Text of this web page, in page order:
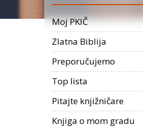
Moj PKIČ
Zlatna Biblija
Preporučujemo
Top lista
Pitajte knjižničare
Knjiga o mom gradu